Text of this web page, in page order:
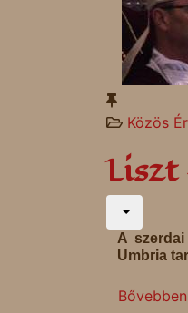
Közös
Liszt
A
Umbria